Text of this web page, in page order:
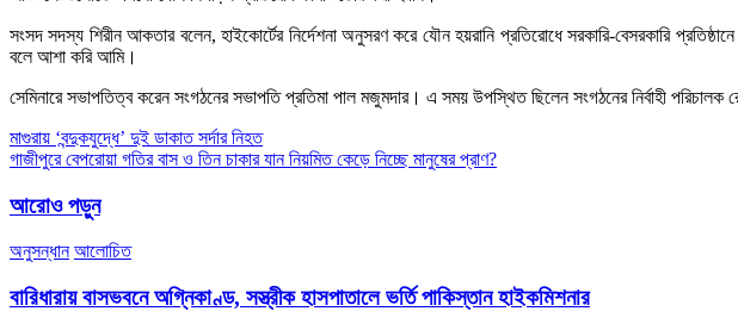
সংসদ সদস্য শিরীন আকতার বলেন, হাইকোর্টের নির্দেশনা অনুসরণ করে যৌন হয়রানি প্রতিরোধে সরকারি-বেসরকারি
বলে আশা করি আমি।
সেমিনারে সভাপতিত্ব করেন সংগঠনের সভাপতি প্রতিমা পাল মজুমদার। এ সময় উপস্থিত ছিলেন সংগঠনের নির্বাহী
Post
navigation
মাগুরায় ‘বন্দুকযুদ্ধে’ দুই ডাকাত সর্দার নিহত
গাজীপুরে বেপরোয়া গতির বাস ও তিন চাকার যান নিয়মিত কেড়ে নিচ্ছে মানুষের প্রাণ?
আরোও পড়ুন
অনুসন্ধান আলোচিত
বারিধারায় বাসভবনে অগ্নিকাণ্ড, সস্ত্রীক হাসপাতালে ভর্তি পাকিস্তান হাইকমিশনার